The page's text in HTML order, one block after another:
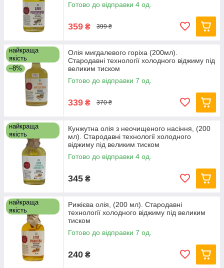
Готово до відправки 4 од.
359 ₴ 399 ₴
найкраща
якість
–8%
Олія мигдалевого горіха (200мл).
Стародавні технології холодного віджиму під
великим тиском
Готово до відправки 7 од.
339 ₴ 370 ₴
найкраща
якість
Кунжутна олія з неочищеного насіння, (200
мл). Стародавні технології холодного
віджиму під великим тиском
Готово до відправки 4 од.
345 ₴
найкраща
якість
Рижієва олія, (200 мл). Стародавні
технології холодного віджиму під великим
тиском
Готово до відправки 7 од.
240 ₴